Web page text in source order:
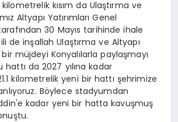
kısım da Ulaştırma ve
Altyapı Yatırımları Genel
30 Mayıs tarihinde ihale
de inşallah Ulaştırma ve Altyapı
bir müjdeyi Konyalılarla paylaşmayı
hattı da 2027 yılına kadar
kilometrelik yeni bir hattı şehrimize
Böylece stadyumdan
kadar yeni bir hatta kavuşmuş